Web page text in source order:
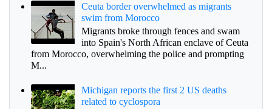
Ceuta border overwhelmed as migrants
swim from Morocco
Migrants broke through fences and swam
into Spain's North African enclave of Ceuta
from Morocco, overwhelming the police and prompting
M...
Michigan reports the first 2 US deaths
related to cyclospora